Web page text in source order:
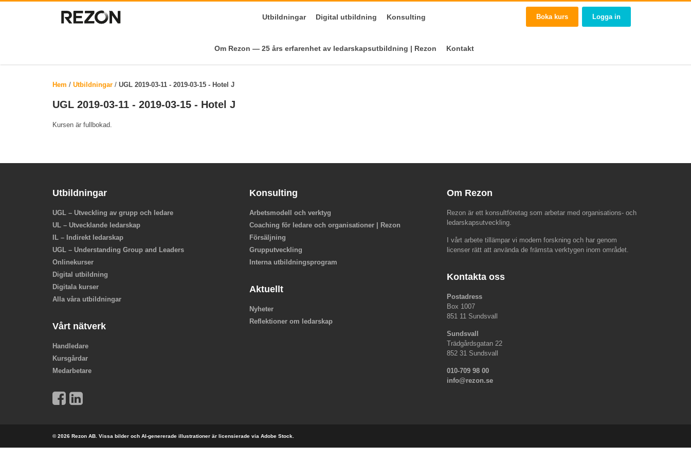
Utbildningar Digital utbildning Konsulting
Om Rezon — 25 års erfarenhet av ledarskapsutbildning | Rezon Kontakt
Boka kurs Logga in
Hem / Utbildningar / UGL 2019-03-11 - 2019-03-15 - Hotel J
UGL 2019-03-11 - 2019-03-15 - Hotel J
Kursen är fullbokad.
Utbildningar
UGL – Utveckling av grupp och ledare
UL – Utvecklande ledarskap
IL – Indirekt ledarskap
UGL – Understanding Group and Leaders
Onlinekurser
Digital utbildning
Digitala kurser
Alla våra utbildningar
Vårt nätverk
Handledare
Kursgårdar
Medarbetare
Konsulting
Arbetsmodell och verktyg
Coaching för ledare och organisationer | Rezon
Försäljning
Grupputveckling
Interna utbildningsprogram
Aktuellt
Nyheter
Reflektioner om ledarskap
Om Rezon
Rezon är ett konsultföretag som arbetar med organisations- och
ledarskapsutveckling.
I vårt arbete tillämpar vi modern forskning och har genom
licenser rätt att använda de främsta verktygen inom området.
Kontakta oss
Postadress
Box 1007
851 11 Sundsvall
Sundsvall
Trädgårdsgatan 22
852 31 Sundsvall
010-709 98 00
info@rezon.se
© 2026 Rezon AB. Vissa bilder och AI-genererade illustrationer är licensierade via Adobe Stock.